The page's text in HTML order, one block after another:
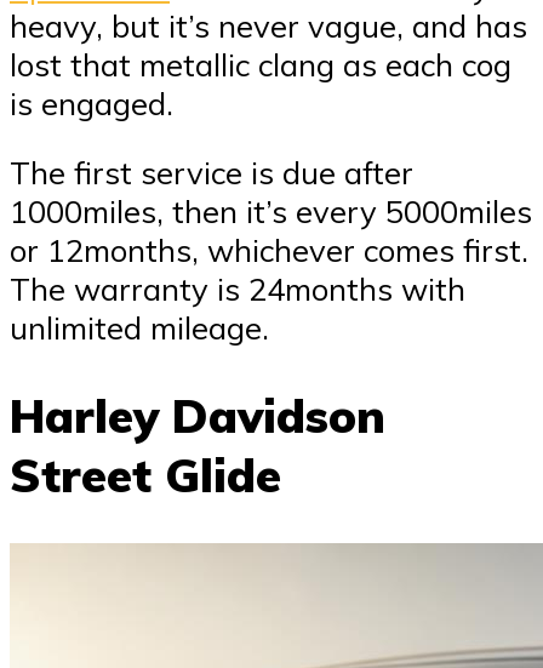
heavy, but it’s never vague, and has
lost that metallic clang as each cog
is engaged.
The first service is due after
1000miles, then it’s every 5000miles
or 12months, whichever comes first.
The warranty is 24months with
unlimited mileage.
Harley Davidson
Street Glide